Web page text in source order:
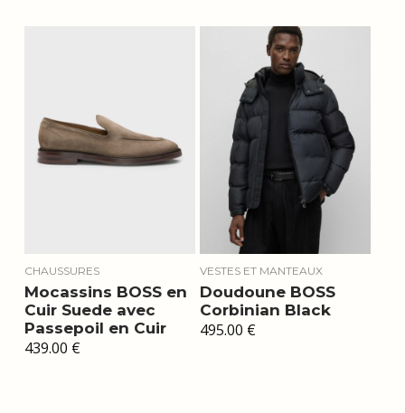
CHAUSSURES
Mocassins BOSS en
Cuir Suede avec
Passepoil en Cuir
439.00 €
VESTES ET MANTEAUX
Doudoune BOSS
Corbinian Black
495.00 €